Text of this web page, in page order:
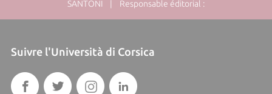
SANTONI | Responsable éditorial :
Suivre l'Università di Corsica